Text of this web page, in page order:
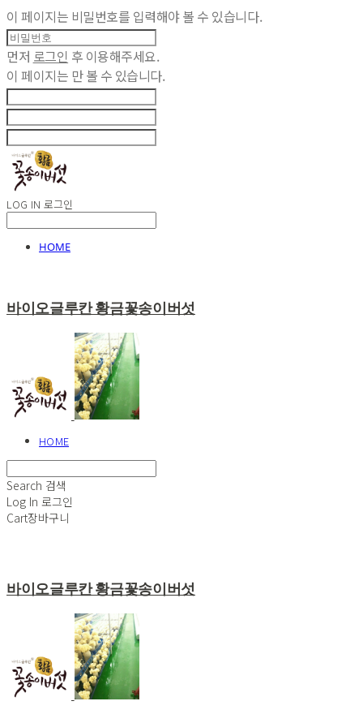
이 페이지는 비밀번호를 입력해야 볼 수 있습니다.
먼저 로그인 후 이용해주세요.
이 페이지는 만 볼 수 있습니다.
LOG IN 로그인
HOME
바이오글루칸 황금꽃송이버섯
HOME
Search 검색
Log In 로그인
Cart장바구니
바이오글루칸 황금꽃송이버섯